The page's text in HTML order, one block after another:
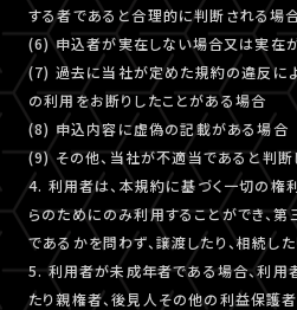
する者であると合理的に判断される場
(6) 申込者が実在しない場合又は実在
(7) 過去に当社が定めた規約の違反に
の利用をお断りしたことがある場合
(8) 申込内容に虚偽の記載がある場合
(9) その他、当社が不適当であると判断
4. 利用者は、本規約に基づく一切の権利
らのためにのみ利用することができ、
であるかを問わず、譲渡したり、相続し
5. 利用者が未成年者である場合、利用
たり親権者、後見人その他の利益保護